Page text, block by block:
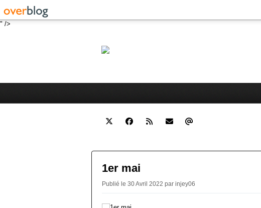
" />
1er mai
Publié le 30 Avril 2022 par injey06